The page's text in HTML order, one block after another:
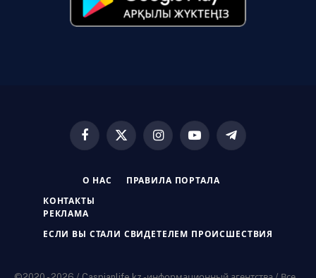
Facebook
X
InstagramYouTubeTelegram
О НАС ПРАВИЛА ПОРТАЛА
КОНТАКТЫ
РЕКЛАМА
ЕСЛИ ВЫ СТАЛИ СВИДЕТЕЛЕМ ПРОИСШЕСТВИЯ